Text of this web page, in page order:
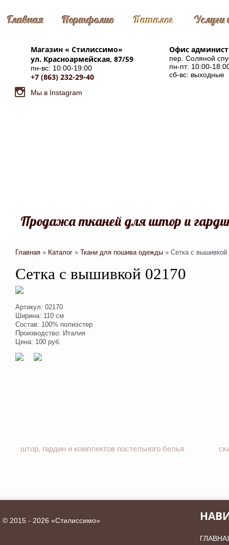
Главная Портфолио Каталог Услуги
Магазин « Стилиссимо»
ул. Красноармейская, 87/59
пн-вс: 10:00-19:00
+7 (863) 232-29-40
Мы в Instagram
Офис
пер. Соляной
пн-пт: 10:00-
сб-вс: выходные
Продажа тканей для штор и
Главная » Каталог » Ткани для пошива одежды » Сетка с вышивкой
Сетка с вышивкой 02170
Артикул: 02170
Ширина: 110 см
Состав: 100% полиэстер
Производство: Италия
Цена: 100 руб.
штор, гардин и комплектов постельного белья
© 2015 - 2026 «Стилиссимо»